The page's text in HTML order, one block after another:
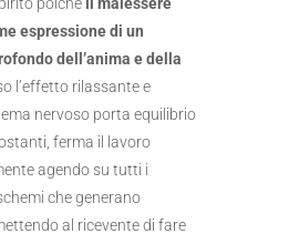
espressione di un
dell’anima e della
l’effetto rilassante e
nervoso porta equilibrio
ferma il lavoro
agendo su tutti i
che generano
al ricevente di fare